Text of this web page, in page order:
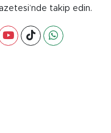
takip edin.